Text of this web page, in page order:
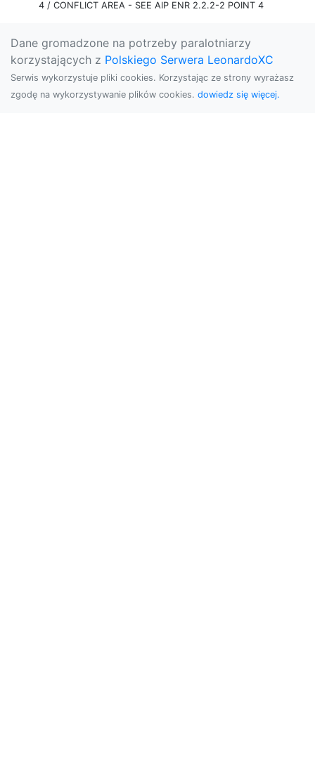
4 / CONFLICT AREA - SEE AIP ENR 2.2.2-2 POINT 4
Dane gromadzone na potrzeby paralotniarzy
korzystających z Polskiego Serwera LeonardoXC
Serwis wykorzystuje pliki cookies. Korzystając ze strony wyrażasz
zgodę na wykorzystywanie plików cookies. dowiedz się więcej.